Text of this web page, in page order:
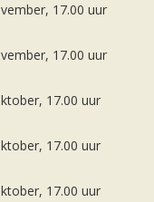
17.00 uur
17.00 uur
17.00 uur
17.00 uur
17.00 uur